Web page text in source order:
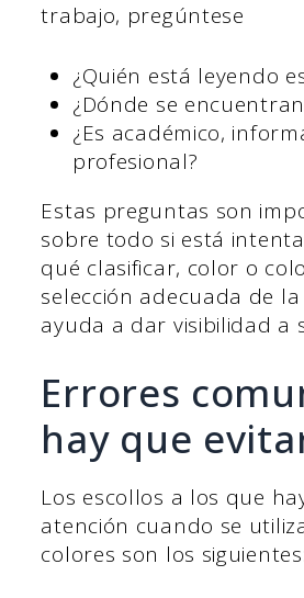
trabajo, pregúntese
¿Quién está leyendo
¿Dónde se
¿Es académico,
profesional?
Estas preguntas son
sobre todo si está
qué clasificar, color o
selección adecuada de
ayuda a dar visibilidad a
Errores
hay que
Los escollos a los que
atención cuando se
colores son los siguientes: